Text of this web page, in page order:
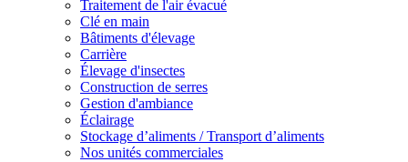
Traitement de l'air évacué
Clé en main
Bâtiments d'élevage
Carrière
Élevage d'insectes
Construction de serres
Gestion d'ambiance
Éclairage
Stockage d’aliments / Transport d’aliments
Nos unités commerciales